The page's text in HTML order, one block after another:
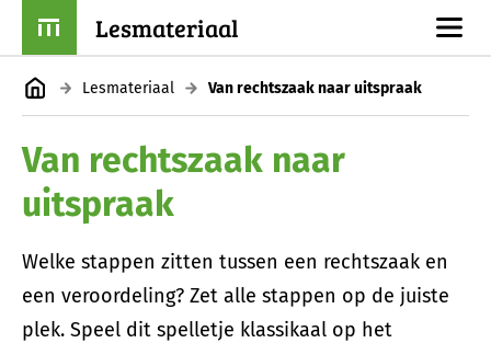
Lesmateriaal
Lesmateriaal Van rechtszaak naar uitspraak
Van rechtszaak naar
uitspraak
Welke stappen zitten tussen een rechtszaak en
een veroordeling? Zet alle stappen op de juiste
plek. Speel dit spelletje klassikaal op het